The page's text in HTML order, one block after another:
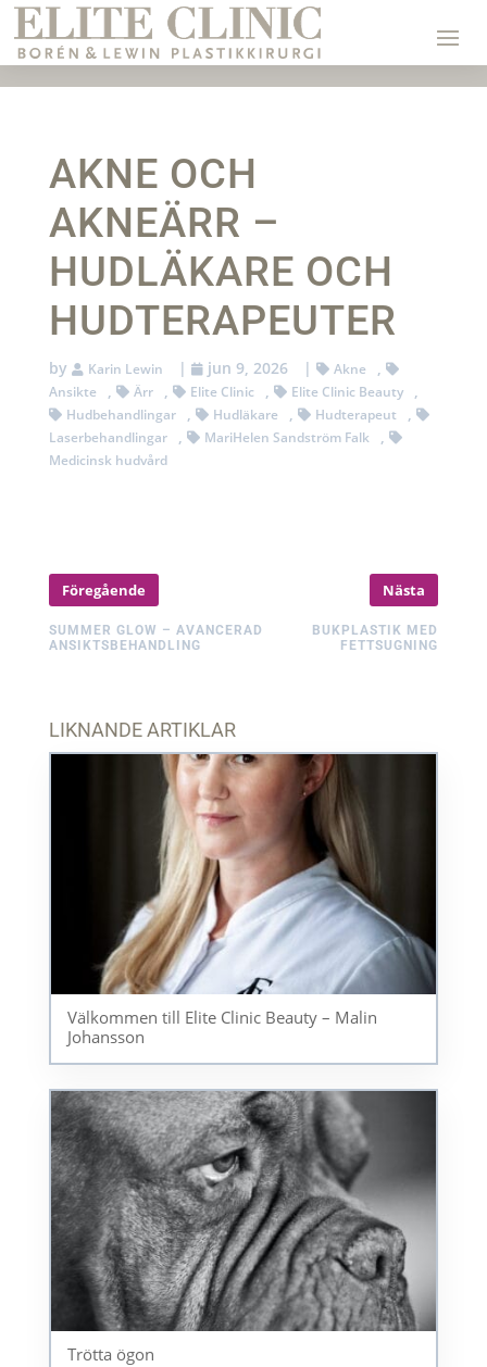
AKNE OCH
AKNEÄRR –
HUDLÄKARE OCH
HUDTERAPEUTER
by Karin Lewin | jun 9, 2026 | Akne ,
Ansikte , Ärr , Elite Clinic , Elite Clinic Beauty ,
Hudbehandlingar , Hudläkare , Hudterapeut ,
Laserbehandlingar , MariHelen Sandström Falk ,
Medicinsk hudvård
Föregående
SUMMER GLOW – AVANCERAD
ANSIKTSBEHANDLING
Nästa
BUKPLASTIK MED
FETTSUGNING
LIKNANDE ARTIKLAR
Välkommen till Elite Clinic Beauty – Malin
Johansson
Trötta ögon